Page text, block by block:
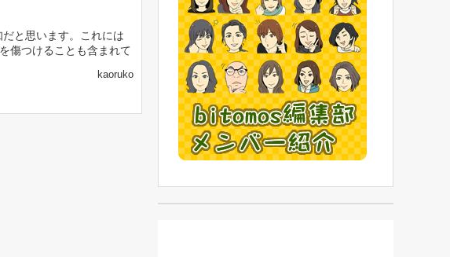
と思います。これには
傷つけることも含まれて
kaoruko